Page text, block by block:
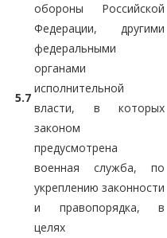
5.7
обороны Российской
Федерации, другими
федеральными
органами
исполнительной
власти, в которых
законом
предусмотрена
военная служба, по
укреплению законности
и правопорядка, в
целях